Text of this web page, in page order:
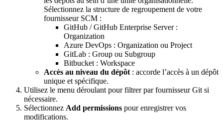
Sélectionnez la structure de regroupement de votre
fournisseur SCM :
GitHub / GitHub Enterprise Server :
Organization
Azure DevOps : Organization ou Project
GitLab : Group ou Subgroup
Bitbucket : Workspace
Accès au niveau du dépôt : accorde l’accès à un dépôt
unique et spécifique.
Utilisez le menu déroulant pour filtrer par fournisseur Git si
nécessaire.
Sélectionnez Add permissions pour enregistrer vos
modifications.